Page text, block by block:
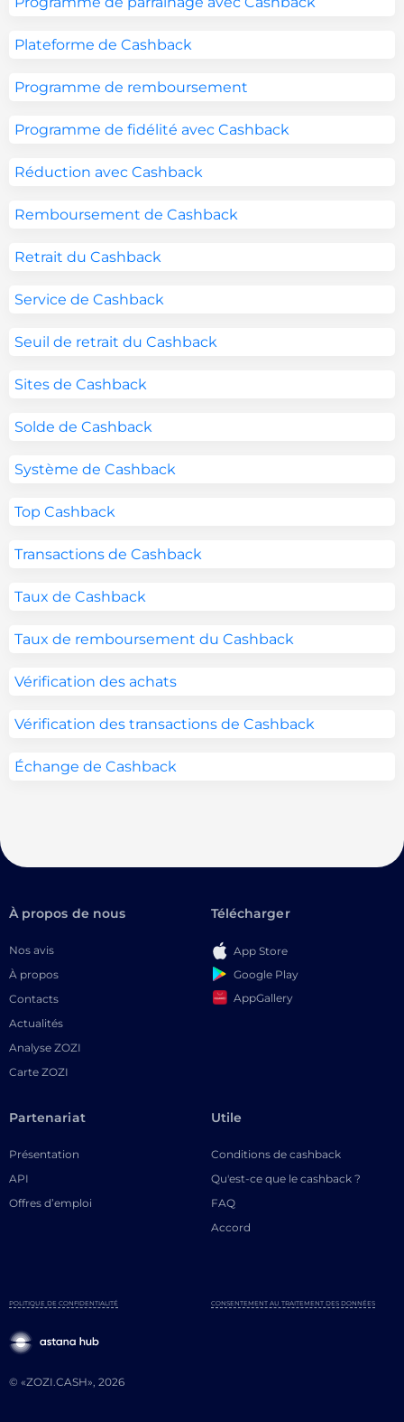
Plateforme de Cashback
Programme de remboursement
Programme de fidélité avec Cashback
Réduction avec Cashback
Remboursement de Cashback
Retrait du Cashback
Service de Cashback
Seuil de retrait du Cashback
Sites de Cashback
Solde de Cashback
Système de Cashback
Top Cashback
Transactions de Cashback
Taux de Cashback
Taux de remboursement du Cashback
Vérification des achats
Vérification des transactions de Cashback
Échange de Cashback
À propos de nous
Nos avis
À propos
Contacts
Actualités
Analyse ZOZI
Carte ZOZI
Télécharger
App Store
Google Play
AppGallery
Partenariat
Présentation
API
Offres d’emploi
Utile
Conditions de cashback
Qu'est-ce que le cashback ?
FAQ
Accord
© «ZOZI.CASH», 2026
POLITIQUE DE CONFIDENTIALITÉ CONSENTEMENT AU TRAITEMENT DES DONNÉES